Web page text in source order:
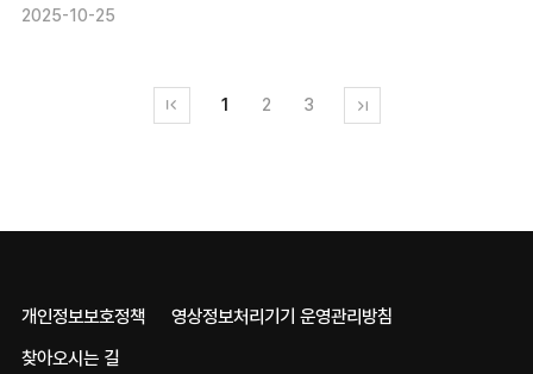
2025-10-25
1 2 3
개인정보보호정책
영상정보처리기기 운영관리방침
찾아오시는 길